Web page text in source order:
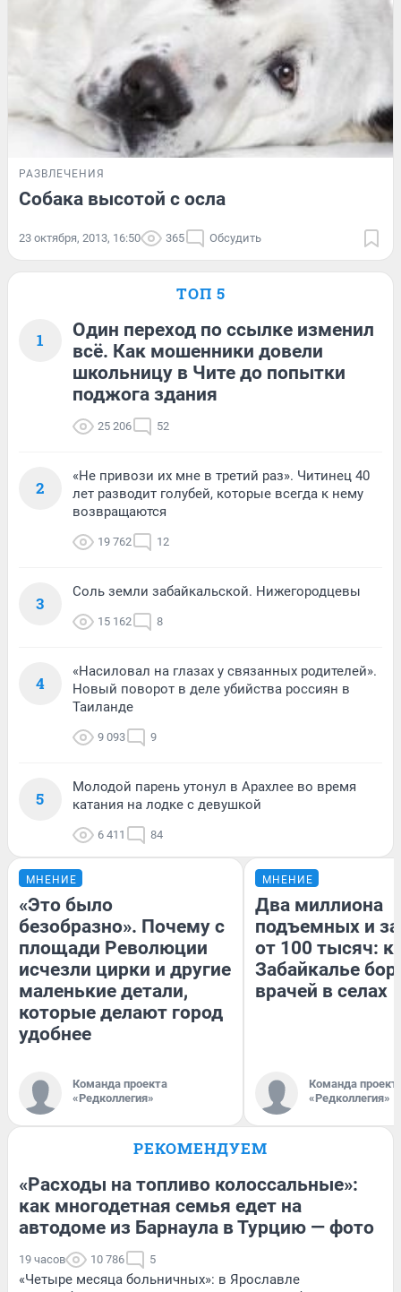
РАЗВЛЕЧЕНИЯ
Собака высотой с осла
23 октября, 2013, 16:50 365 Обсудить
ТОП 5
1
Один переход по ссылке изменил
всё. Как мошенники довели
школьницу в Чите до попытки
поджога здания
25 206 52
2
«Не привози их мне в третий раз». Читинец 40
лет разводит голубей, которые всегда к нему
возвращаются
19 762 12
3
Соль земли забайкальской. Нижегородцевы
15 162 8
4
«Насиловал на глазах у связанных родителей».
Новый поворот в деле убийства россиян в
Таиланде
9 093 9
5
Молодой парень утонул в Арахлее во время
катания на лодке с девушкой
6 411 84
МНЕНИЕ
«Это было
безобразно». Почему с
площади Революции
исчезли цирки и другие
маленькие детали,
которые делают город
удобнее
Команда проекта
«Редколлегия»
МНЕНИЕ
Два миллиона
подъемных и
от 100 тысяч:
Забайкалье
врачей в селах
Команда
«Редколлегия»
РЕКОМЕНДУЕМ
«Расходы на топливо колоссальные»:
как многодетная семья едет на
автодоме из Барнаула в Турцию — фото
19 часов 10 786 5
«Четыре месяца больничных»: в Ярославле